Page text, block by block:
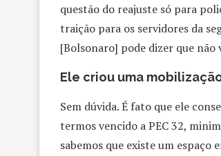
questão do reajuste só para
traição para os servidores da
[Bolsonaro] pode dizer que
Ele criou uma
Sem dúvida. É fato que ele
termos vencido a PEC 32,
sabemos que existe um